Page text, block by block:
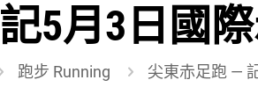
5月3日國
跑步 Running 尖東赤足跑 —